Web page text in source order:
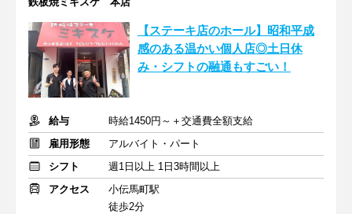
【ステーキ店のホール】昭和平成
感のある温かい個人店◎土日休
み・シフトの融通もすごい！
給与
時給1450円～＋交通費全額支給
雇用形態
アルバイト・パート
シフト
週1日以上 1日3時間以上
アクセス
小伝馬町駅
徒歩2分